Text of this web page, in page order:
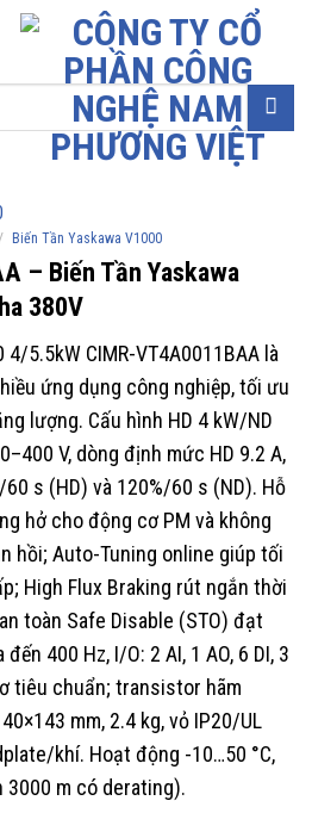
/ Biến Tần Yaskawa V1000
– Biến Tần Yaskawa
380V
5.5kW CIMR-VT4A0011BAA là
ứng dụng công nghiệp, tối ưu
lượng. Cấu hình HD 4 kW/ND
V, dòng định mức HD 9.2 A,
s (HD) và 120%/60 s (ND). Hỗ
hở cho động cơ PM và không
hồi; Auto-Tuning online giúp tối
High Flux Braking rút ngắn thời
toàn Safe Disable (STO) đạt
400 Hz, I/O: 2 AI, 1 AO, 6 DI, 3
tiêu chuẩn; transistor hãm
mm, 2.4 kg, vỏ IP20/UL
khí. Hoạt động -10…50 °C,
3000 m có derating).